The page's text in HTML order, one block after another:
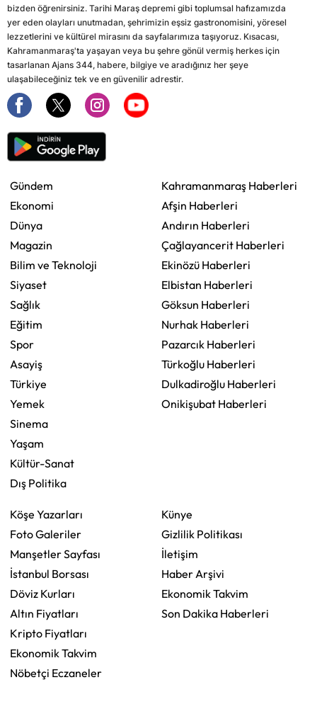
bizden öğrenirsiniz. Tarihi Maraş depremi gibi toplumsal hafızamızda
yer eden olayları unutmadan, şehrimizin eşsiz gastronomisini, yöresel
lezzetlerini ve kültürel mirasını da sayfalarımıza taşıyoruz. Kısacası,
Kahramanmaraş'ta yaşayan veya bu şehre gönül vermiş herkes için
tasarlanan Ajans 344, habere, bilgiye ve aradığınız her şeye
ulaşabileceğiniz tek ve en güvenilir adrestir.
Gündem
Ekonomi
Dünya
Magazin
Bilim ve Teknoloji
Siyaset
Sağlık
Eğitim
Spor
Asayiş
Türkiye
Yemek
Sinema
Yaşam
Kültür-Sanat
Dış Politika
Kahramanmaraş Haberleri
Afşin Haberleri
Andırın Haberleri
Çağlayancerit Haberleri
Ekinözü Haberleri
Elbistan Haberleri
Göksun Haberleri
Nurhak Haberleri
Pazarcık Haberleri
Türkoğlu Haberleri
Dulkadiroğlu Haberleri
Onikişubat Haberleri
Köşe Yazarları
Foto Galeriler
Manşetler Sayfası
İstanbul Borsası
Döviz Kurları
Altın Fiyatları
Kripto Fiyatları
Ekonomik Takvim
Nöbetçi Eczaneler
Künye
Gizlilik Politikası
İletişim
Haber Arşivi
Ekonomik Takvim
Son Dakika Haberleri